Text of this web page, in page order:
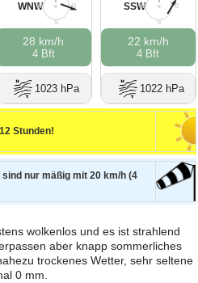
O
S
W
WNW
28 km/h
4 Bft
1023 hPa
O
S
W
SSW
22 km/h
4 Bft
1022 hPa
Stunden!
nur mäßig mit 20 km/h (4
wolkenlos und es ist strahlend
aber knapp sommerliches
trockenes Wetter, sehr seltene
0 mm.